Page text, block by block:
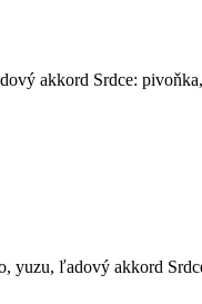
akkord Srdce:
ľadový akkord